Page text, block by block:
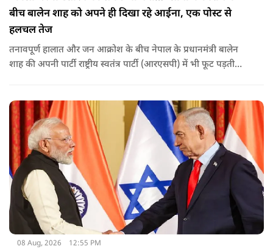
बीच बालेन शाह को अपने ही दिखा रहे आईना, एक पोस्ट से
हलचल तेज
तनावपूर्ण हालात और जन आक्रोश के बीच नेपाल के प्रधानमंत्री बालेन
शाह की अपनी पार्टी राष्ट्रीय स्वतंत्र पार्टी (आरएसपी) में भी फूट पड़ती
08 Aug, 2026 12:55 PM